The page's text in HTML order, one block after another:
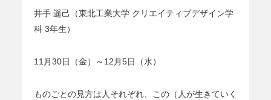
井手 遥己（東北工業大学 クリエイティブデザイン学
科 3年生）
11月30日（金）～12月5日（水）
ものごとの見方は人それぞれ、この（人が生きていく